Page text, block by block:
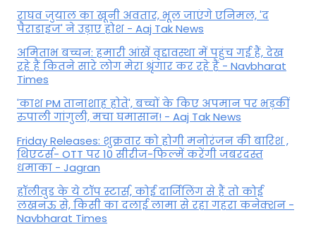
राघव जुयाल का खूनी अवतार, भूल जाएंगे एनिमल, 'द
पैराडाइज' ने उड़ाए होश - Aaj Tak News
अमिताभ बच्चन: हमारी आंखें वृद्दावस्था में पहुंच गई हैं, देख
रहे हैं कितने सारे लोग मेरा श्रृंगार कर रहे हैं - Navbharat
Times
'काश PM तानाशाह होते', बच्चों के किए अपमान पर भड़कीं
रुपाली गांगुली, मचा घमासान! - Aaj Tak News
Friday Releases: शुक्रवार को होगी मनोरंजन की बारिश ,
थिएटर्स- OTT पर 10 सीरीज-फिल्में करेंगी जबरदस्त
धमाका - Jagran
हॉलीवुड के ये टॉप स्टार्स, कोई दार्जिलिंग से हैं तो कोई
लखनऊ से, किसी का दलाई लामा से रहा गहरा कनेक्शन -
Navbharat Times